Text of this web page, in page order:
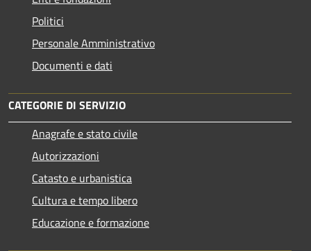
Politici
Personale Amministrativo
Documenti e dati
CATEGORIE DI SERVIZIO
Anagrafe e stato civile
Autorizzazioni
Catasto e urbanistica
Cultura e tempo libero
Educazione e formazione